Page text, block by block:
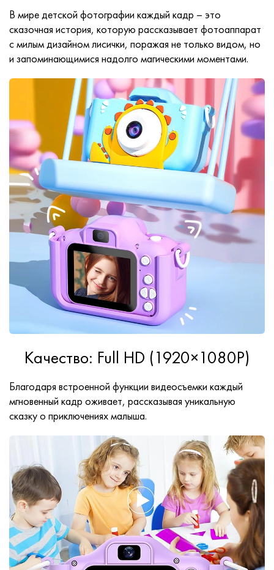
В мире детской фотографии каждый кадр – это
сказочная история, которую рассказывает фотоаппарат
с милым дизайном лисички, поражая не только видом, но
и запоминающимися надолго магическими моментами.
Качество: Full HD (1920×1080P)
Благодаря встроенной функции видеосъемки каждый
мгновенный кадр оживает, рассказывая уникальную
сказку о приключениях малыша.